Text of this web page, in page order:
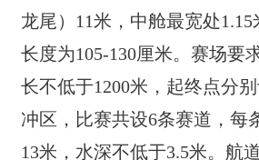
龙尾）11米，中舱最宽处
长度为105-130厘米。赛场要
长不低于1200米，起终点分
冲区，比赛共设6条赛道，每
13米，水深不低于3.5米。航